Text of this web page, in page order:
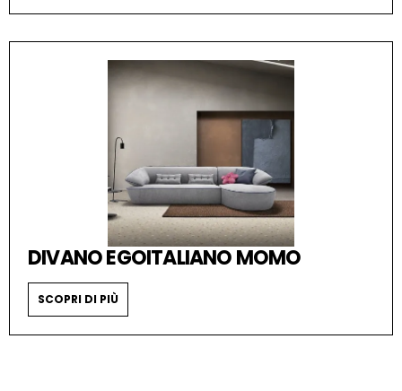
DIVANO EGOITALIANO MOMO
SCOPRI DI PIÙ